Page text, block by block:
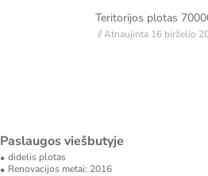
Teritorijos plotas
// Atnaujinta 16 birželio
Paslaugos viešbutyje
didelis plotas
Renovacijos metai: 2016